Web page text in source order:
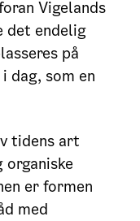
Vigelands
det endelig
på
dag, som en
tidens art
organiske
er formen
med